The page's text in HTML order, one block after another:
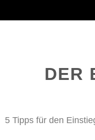
DER
5 Tipps für den